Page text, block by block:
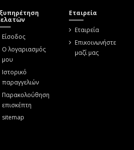
Είσοδος
Ο λογαριασμός
μου
Ιστορικό
παραγγελιών
Παρακολούθηση
επισκέπτη
sitemap
Εταιρεία
Εταιρεία
Επικοινωνήστε
μαζί μας